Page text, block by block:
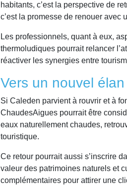
habitants, c’est la perspective de
c’est la promesse de renouer
Les professionnels, quant à eux,
thermoludiques pourrait relancer
réactiver les synergies entre
Vers un nouvel
Si Caleden parvient à rouvrir et à
ChaudesAigues pourrait être
eaux naturellement chaudes,
touristique.
Ce retour pourrait aussi s’inscrire
valeur des patrimoines naturels et
complémentaires pour attirer une